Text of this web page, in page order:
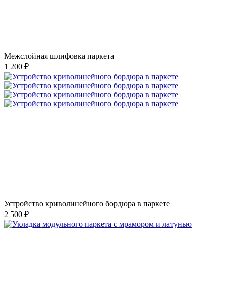
Межслойная шлифовка паркета
1 200 ₽
Устройство криволинейного бордюра в паркете
2 500 ₽